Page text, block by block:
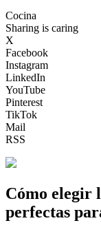
Cocina
Sharing is caring
X
Facebook
Instagram
LinkedIn
YouTube
Pinterest
TikTok
Mail
RSS
Cómo elegir
perfectas